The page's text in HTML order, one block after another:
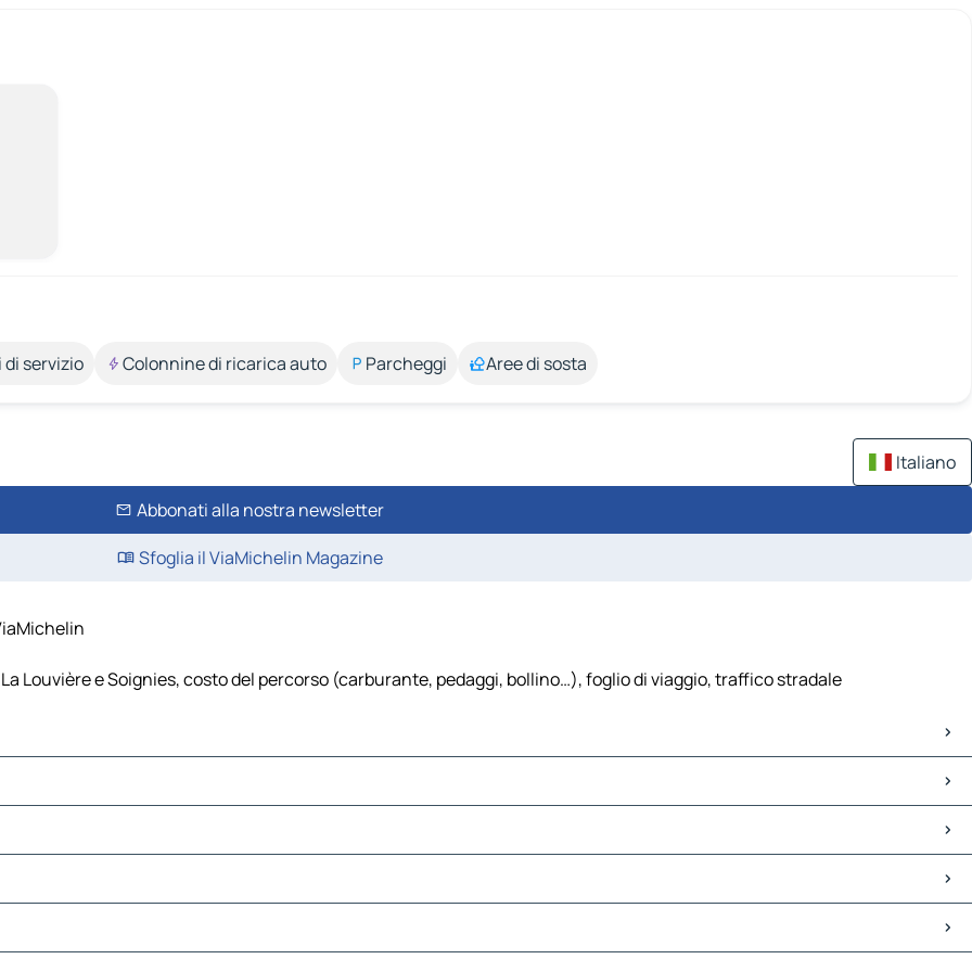
servizio Colonnine di ricarica auto Parcheggi Aree di sosta
Italiano
Abbonati alla nostra newsletter
Sfoglia il ViaMichelin Magazine
Louvière e Soignies, costo del percorso (carburante, pedaggi, bollino…), foglio di viaggio, traffico stradale